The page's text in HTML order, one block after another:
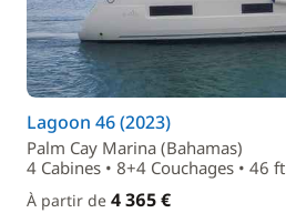
Lagoon 46 (2023)
Palm Cay Marina (Bahamas)
4 Cabines • 8+4 Couchages • 46 ft
À partir de 4 365 €